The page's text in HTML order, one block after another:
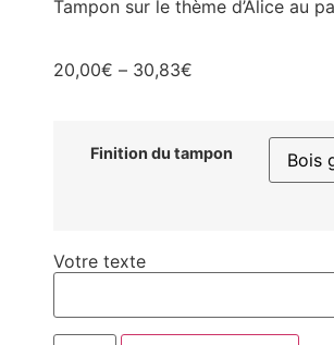
Tampon sur le thème d’Alice au
20,00€ – 30,83€
Finition du tampon
Votre texte